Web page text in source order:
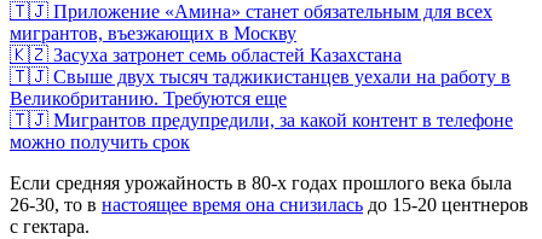
🇹🇯 Приложение «Амина» станет обязательным для всех
мигрантов, въезжающих в Москву
🇰🇿 Засуха затронет семь областей Казахстана
🇹🇯 Свыше двух тысяч таджикистанцев уехали на работу в
Великобританию. Требуются еще
🇹🇯 Мигрантов предупредили, за какой контент в телефоне
можно получить срок
Если средняя урожайность в 80-х годах прошлого века была
26-30, то в настоящее время она снизилась до 15-20 центнеров
с гектара.